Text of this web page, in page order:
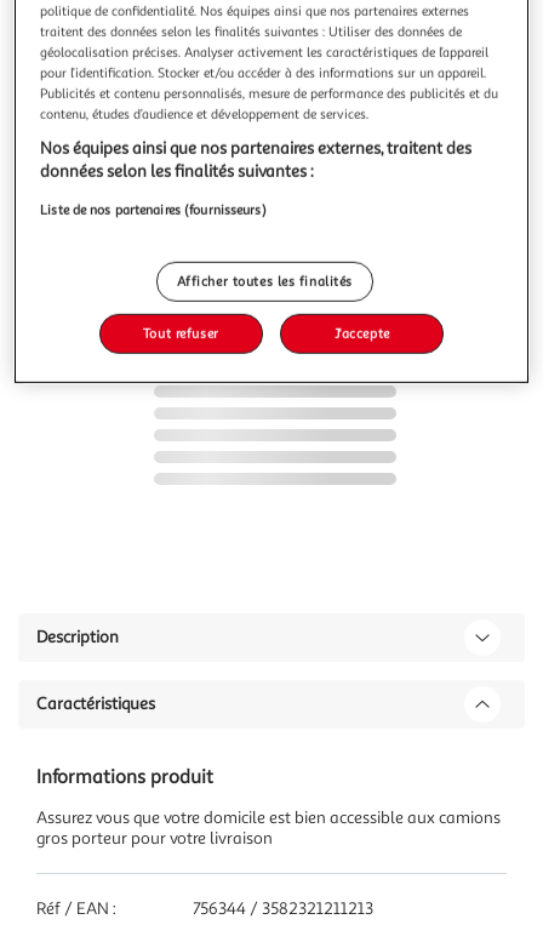
Garantie fabricant: 12 mois *
Vendu parAuchan
Choisir un magasin
Retrait 1h en magasin
Paiement en ligne ·Service offert
Description
Caractéristiques
Informations produit
Assurez vous que votre domicile est bien accessible aux camions
gros porteur pour votre livraison
Réf / EAN : 756344 / 3582321211213
politique de confidentialité. Nos équipes ainsi que nos partenaires externes
traitent des données selon les finalités suivantes : Utiliser des données de
géolocalisation précises. Analyser activement les caractéristiques de l’appareil
pour l’identification. Stocker et/ou accéder à des informations sur un appareil.
Publicités et contenu personnalisés, mesure de performance des publicités et du
contenu, études d’audience et développement de services.
Nos équipes ainsi que nos partenaires externes, traitent des
données selon les finalités suivantes :
Liste de nos partenaires (fournisseurs)
Afficher toutes les finalités
Tout refuser J'accepte